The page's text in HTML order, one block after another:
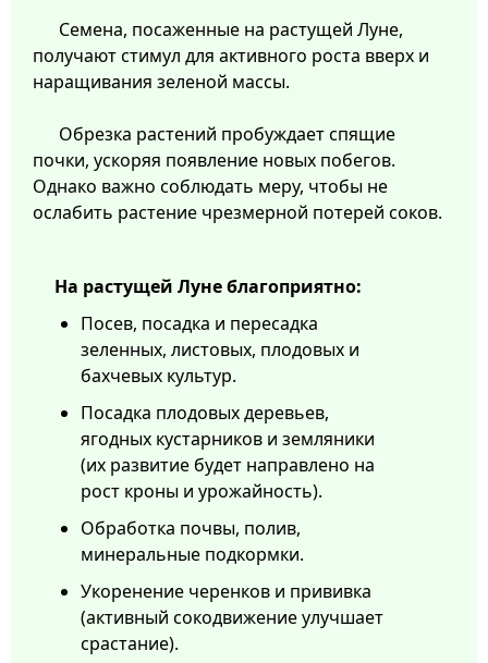
Семена, посаженные на растущей Луне,
получают стимул для активного роста вверх и
наращивания зеленой массы.
Обрезка растений пробуждает спящие
почки, ускоряя появление новых побегов.
Однако важно соблюдать меру, чтобы не
ослабить растение чрезмерной потерей соков.
На растущей Луне благоприятно:
Посев, посадка и пересадка
зеленных, листовых, плодовых и
бахчевых культур.
Посадка плодовых деревьев,
ягодных кустарников и земляники
(их развитие будет направлено на
рост кроны и урожайность).
Обработка почвы, полив,
минеральные подкормки.
Укоренение черенков и прививка
(активный сокодвижение улучшает
срастание).